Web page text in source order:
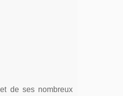
et de ses nombreux